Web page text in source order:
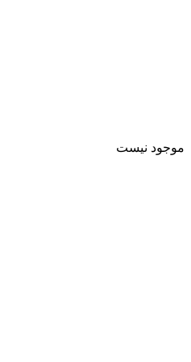
موجود نیست